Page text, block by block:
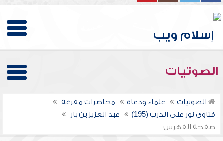
الصوتيات
الصوتيات علماء ودعاة
محاضرات مفرغة
فتاوى نور على الدرب (195)
عبد العزيز بن باز
صفحة الفهرس